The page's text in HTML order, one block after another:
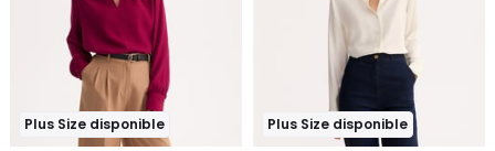
Plus Size disponible Plus Size disponible